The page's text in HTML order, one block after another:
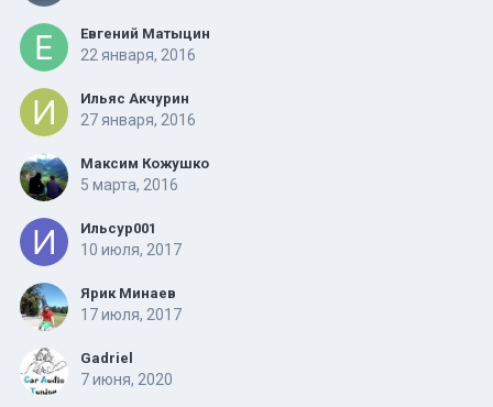
Евгений Матыцин
22 января, 2016
Ильяс Акчурин
27 января, 2016
Максим Кожушко
5 марта, 2016
Ильсур001
10 июля, 2017
Ярик Минаев
17 июля, 2017
Gadriel
7 июня, 2020